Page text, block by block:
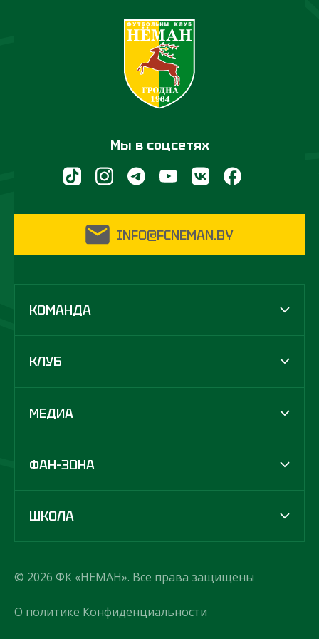
Мы в соцсетях
INFO@FCNEMAN.BY
КОМАНДА
КЛУБ
МЕДИА
ФАН-ЗОНА
ШКОЛА
© 2026 ФК «НЕМАН». Все права защищены
О политике Конфиденциальности